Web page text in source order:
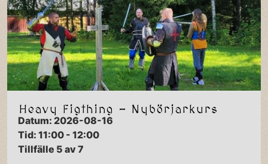
Heavy Figthing - Nybörjarkurs
Datum: 2026-08-16
Tid: 11:00 - 12:00
Tillfälle 5 av 7